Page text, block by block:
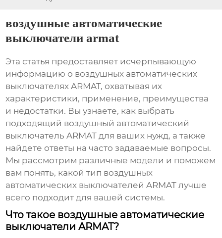
воздушные автоматические
выключатели armat
Эта статья предоставляет исчерпывающую
информацию о воздушных автоматических
выключателях ARMAT, охватывая их
характеристики, применение, преимущества
и недостатки. Вы узнаете, как выбрать
подходящий воздушный автоматический
выключатель ARMAT для ваших нужд, а также
найдете ответы на часто задаваемые вопросы.
Мы рассмотрим различные модели и поможем
вам понять, какой тип воздушных
автоматических выключателей ARMAT лучше
всего подходит для вашей системы.
Что такое воздушные автоматические
выключатели ARMAT?